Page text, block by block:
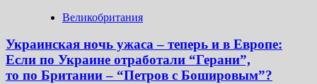
Великобритания
Украинская ночь ужаса – теперь и в Европе:
Если по Украине отработали “Герани”,
то по Британии – “Петров с Бошировым”?